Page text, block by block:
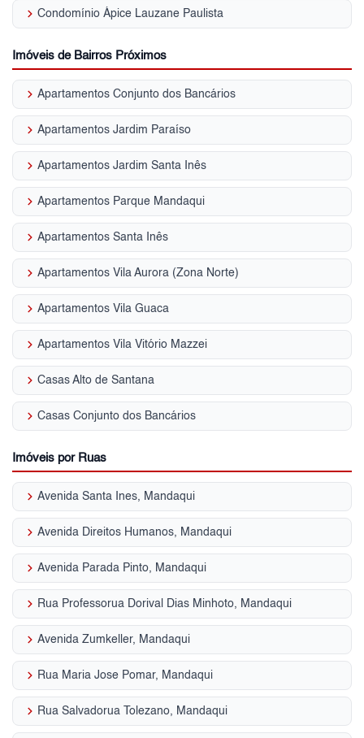
keyboard_arrow_right Condomínio Ápice Lauzane Paulista
Imóveis de Bairros Próximos
keyboard_arrow_right Apartamentos Conjunto dos Bancários
keyboard_arrow_right Apartamentos Jardim Paraíso
keyboard_arrow_right Apartamentos Jardim Santa Inês
keyboard_arrow_right Apartamentos Parque Mandaqui
keyboard_arrow_right Apartamentos Santa Inês
keyboard_arrow_right Apartamentos Vila Aurora (Zona Norte)
keyboard_arrow_right Apartamentos Vila Guaca
keyboard_arrow_right Apartamentos Vila Vitório Mazzei
keyboard_arrow_right Casas Alto de Santana
keyboard_arrow_right Casas Conjunto dos Bancários
Imóveis por Ruas
keyboard_arrow_right Avenida Santa Ines, Mandaqui
keyboard_arrow_right Avenida Direitos Humanos, Mandaqui
keyboard_arrow_right Avenida Parada Pinto, Mandaqui
keyboard_arrow_right Rua Professorua Dorival Dias Minhoto, Mandaqui
keyboard_arrow_right Avenida Zumkeller, Mandaqui
keyboard_arrow_right Rua Maria Jose Pomar, Mandaqui
keyboard_arrow_right Rua Salvadorua Tolezano, Mandaqui